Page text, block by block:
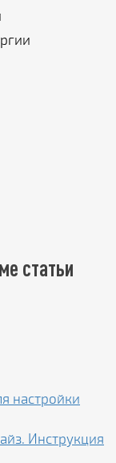
статьи
настройки
Инструкция